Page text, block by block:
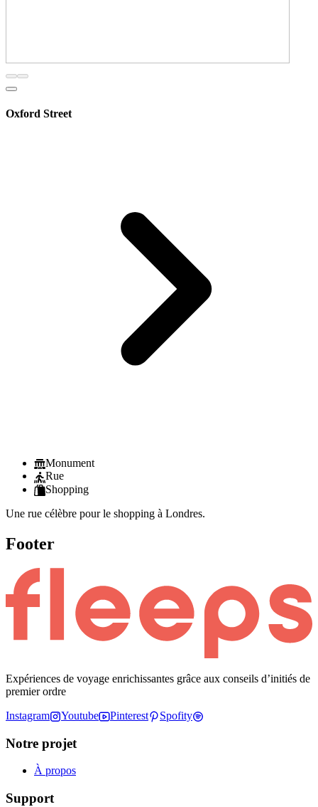
Oxford Street
Monument
Rue
Shopping
Une rue célèbre pour le shopping à Londres.
Footer
Expériences de voyage enrichissantes grâce aux conseils d’initiés de
premier ordre
Instagram
Youtube Pinterest Spofity
Notre projet
À propos
Support